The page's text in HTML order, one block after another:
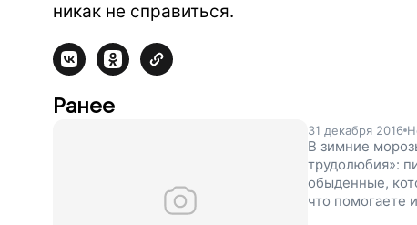
никак не справиться.
Ранее
31 декабря 2016
В зимние
трудолюбия»:
обыденные,
что помогаете